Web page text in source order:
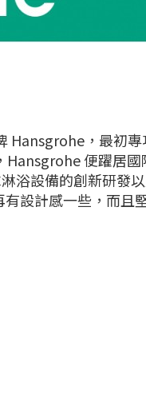
Hansgrohe，最初
Hansgrohe 便躍居國
浴設備的創新研發
設計感一些，而且